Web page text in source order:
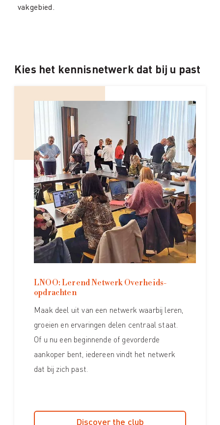
vakgebied.
Kies het kennisnetwerk dat bij u past
LNOO: Lerend Netwerk Overheids­
opdrachten
Maak deel uit van een netwerk waarbij leren,
groeien en ervaringen delen centraal staat.
Of u nu een beginnende of gevorderde
aankoper bent, iedereen vindt het netwerk
dat bij zich past.
Discover the club